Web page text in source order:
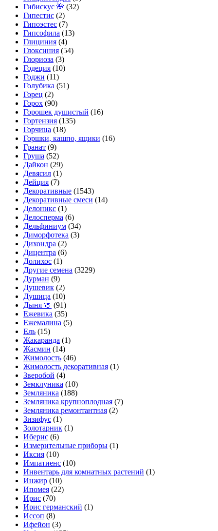
Гибискус 🌺 (32)
Гипестис (2)
Гипоэстес (7)
Гипсофила (13)
Глициния (4)
Глоксиния (54)
Глориоза (3)
Годеция (10)
Годжи (11)
Голубика (51)
Горец (2)
Горох (90)
Горошек душистый (16)
Гортензия (135)
Горчица (18)
Горшки, кашпо, ящики (16)
Гранат (9)
Груша (52)
Дайкон (29)
Девясил (1)
Дейция (7)
Декоративные (1543)
Декоративные смеси (14)
Делоникс (1)
Делосперма (6)
Дельфиниум (34)
Диморфотека (3)
Дихондра (2)
Дицентра (6)
Долихос (1)
Другие семена (3229)
Дурман (9)
Душевик (2)
Душица (10)
Дыня 🍈 (91)
Ежевика (35)
Ежемалина (5)
Ель (15)
Жакаранда (1)
Жасмин (14)
Жимолость (46)
Жимолость декоративная (1)
Зверобой (4)
Земклуника (10)
Земляника (188)
Земляника крупноплодная (7)
Земляника ремонтантная (2)
Зизифус (1)
Золотарник (1)
Иберис (6)
Измерительные приборы (1)
Иксия (10)
Импатиенс (10)
Инвентарь для комнатных растений (1)
Инжир (10)
Ипомея (22)
Ирис (70)
Ирис германский (1)
Иссоп (8)
Ифейон (3)